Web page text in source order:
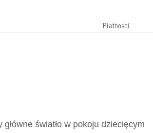
Płatności
światło w pokoju dziecięcym